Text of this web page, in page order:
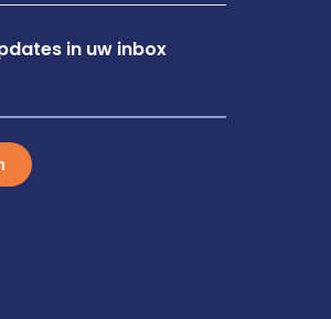
in uw inbox